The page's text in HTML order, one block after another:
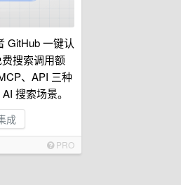
GitHub 一键认
搜索调用额
、API 三种
搜索场景。
成
PRO